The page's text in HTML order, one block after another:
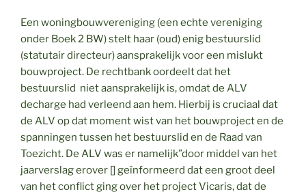
Een woningbouwvereniging (een echte vereniging
onder Boek 2 BW) stelt haar (oud) enig bestuurslid
(statutair directeur) aansprakelijk voor een mislukt
bouwproject. De rechtbank oordeelt dat het
bestuurslid niet aansprakelijk is, omdat de ALV
decharge had verleend aan hem. Hierbij is cruciaal dat
de ALV op dat moment wist van het bouwproject en de
spanningen tussen het bestuurslid en de Raad van
Toezicht. De ALV was er namelijk”door middel van het
jaarverslag erover [] geïnformeerd dat een groot deel
van het conflict ging over het project Vicaris, dat de